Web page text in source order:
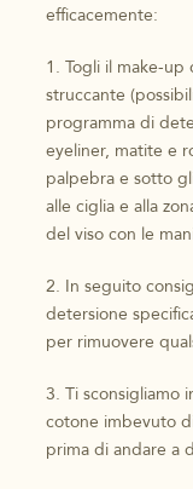
efficacemente:
1. Togli il make-up
struccante
programma di
eyeliner, matite e
palpebra e sotto
alle ciglia e alla
del viso con le
2. In seguito
detersione
per rimuovere
3. Ti sconsigliamo
cotone imbevuto
prima di andare a